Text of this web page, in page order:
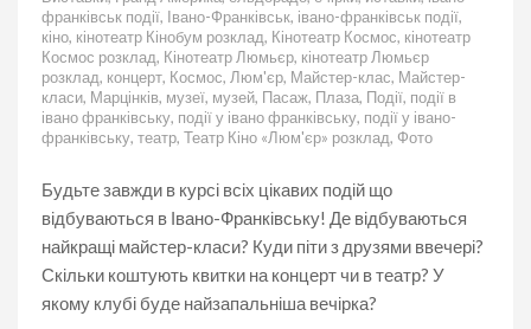
франківськ події, Івано-Франківськ, івано-франківськ події,
кіно, кінотеатр Кінобум розклад, Кінотеатр Космос, кінотеатр
Космос розклад, Кінотеатр Люмьєр, кінотеатр Люмьєр
розклад, концерт, Космос, Люм'єр, Майстер-клас, Майстер-
класи, Марцінків, музеї, музей, Пасаж, Плаза, Події, події в
івано франківську, події у івано франківську, події у івано-
франківську, театр, Театр Кіно «Люм'єр» розклад, Фото
Будьте завжди в курсі всіх цікавих подій що
відбуваються в Івано-Франківську! Де відбуваються
найкращі майстер-класи? Куди піти з друзями ввечері?
Скільки коштують квитки на концерт чи в театр? У
якому клубі буде найзапальніша вечірка?